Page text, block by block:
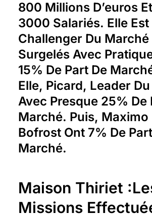
800 Millions D’euros
3000 Salariés. Elle Est
Challenger Du Marché
Surgelés Avec
15% De Part De
Elle, Picard, Leader
Avec Presque 25% De
Marché. Puis, Maximo
Bofrost Ont 7% De
Marché.
Maison Thiriet
Missions